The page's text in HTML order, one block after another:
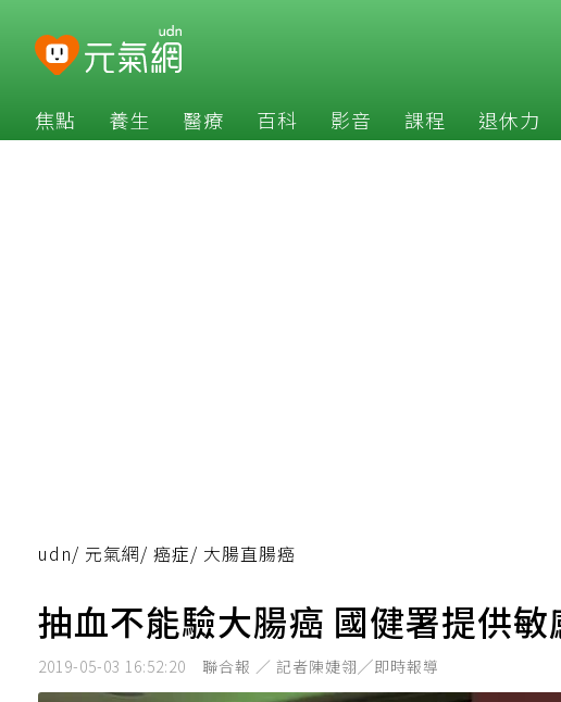
焦點 養生 醫療 百科 影音 課程 退休力
udn/ 元氣網/ 癌症/ 大腸直腸癌
抽血不能驗大腸癌 國健署提供
2019-05-03 16:52:20 聯合報 ／ 記者陳婕翎╱即時報導